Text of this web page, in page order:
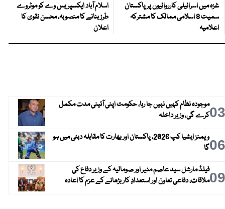
غزہ میں اسرائیلی کارروائیوں پر پاکستان
سمیت 8 اسلامی ممالک کا مشترکہ
اعلامیہ
اسلام آباد ایکسپریس وے کو موٹروے
طرز بنانے کا منصوبہ، محسن نقوی کا
اعلان
03موجودہ نظام کہیں نہیں جا رہا، حکومت اپنی آئینی مدت مکمل
کرے گی، وزیر داخلہ
06
ویمنز ایشیا کپ 2026، پاکستان اور بھارت کا مقابلہ دبئی میں ہو
گا
09فیلڈ مارشل سید عاصم منیر اور صومالیہ کے وزیر دفاع کی
ملاقات، دفاعی تعاون اور استعدادِ کار بڑھانے کے عزم کا اعادہ